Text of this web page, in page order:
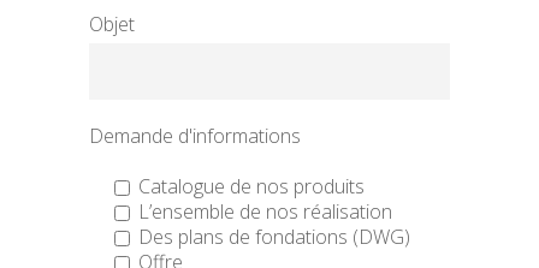
Objet
Demande d'informations
Catalogue de nos produits
L’ensemble de nos réalisation
Des plans de fondations (DWG)
Offre